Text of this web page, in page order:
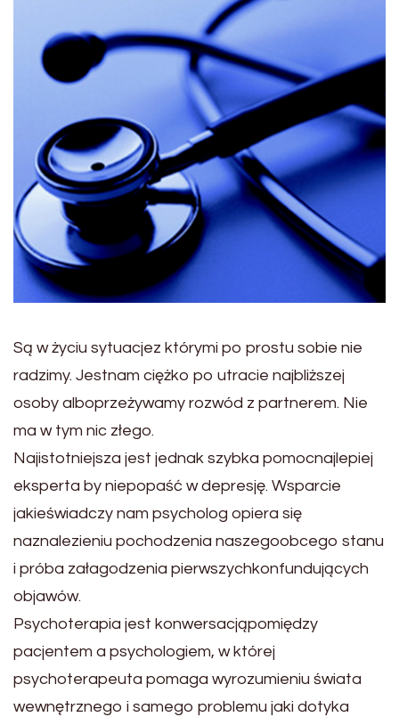
Są w życiu sytuacjez którymi po prostu sobie nie
radzimy. Jestnam ciężko po utracie najbliższej
osoby alboprzeżywamy rozwód z partnerem. Nie
ma w tym nic złego.
Najistotniejsza jest jednak szybka pomocnajlepiej
eksperta by niepopaść w depresję. Wsparcie
jakieświadczy nam psycholog opiera się
naznalezieniu pochodzenia naszegoobcego stanu
i próba załagodzenia pierwszychkonfundujących
objawów.
Psychoterapia jest konwersacjąpomiędzy
pacjentem a psychologiem, w której
psychoterapeuta pomaga wyrozumieniu świata
wewnętrznego i samego problemu jaki dotyka